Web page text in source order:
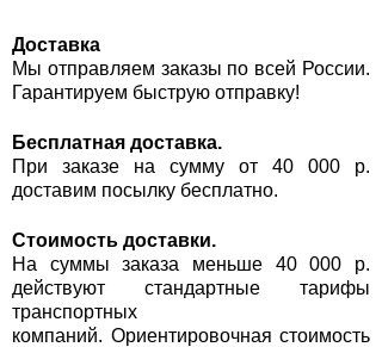
Доставка
Мы отправляем заказы по всей России.
Гарантируем быструю отправку!
Бесплатная доставка.
При заказе на сумму от 40 000 р.
доставим посылку бесплатно.
Стоимость доставки.
На суммы заказа меньше 40 000 р.
действуют стандартные тарифы
транспортных
компаний. Ориентировочная стоимость